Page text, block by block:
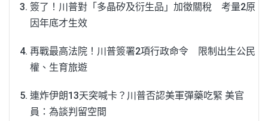
簽了！川普對「多晶矽及衍生品」加徵關稅 考量2原
因年底才生效
再戰最高法院！川普簽署2項行政命令 限制出生公民
權、生育旅遊
連炸伊朗13天突喊卡？川普否認美軍彈藥吃緊 美官
員：為談判留空間